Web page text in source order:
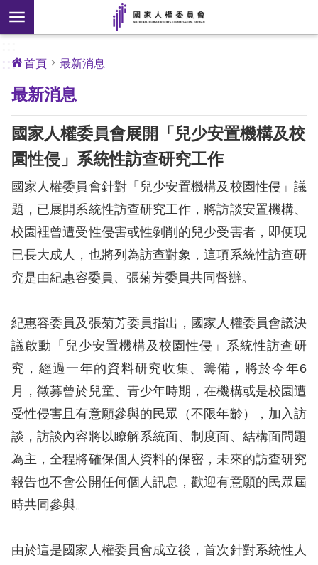
前往主要內容區塊
搜
尋
開
新
]
核
心
人
權
公
約
關
於
會
新
息
人
權
業
務
核
心
人
權
約
:::
首頁 最新消息
最新消息
國家人權委員會展開「兒少安置機構及校
園性侵」系統性訪查研究工作
國家人權委員會針對「兒少安置機構及校園性侵」議
題，已展開系統性訪查研究工作，將訪談安置機構、
校園裡曾遭受性侵害或性剝削的兒少受害者，即便現
已長大成人，也將列為訪查對象，這項系統性訪查研
究是由紀惠容委員、張菊芳委員共同督辦。
紀惠容委員及張菊芳委員指出，國家人權委員會議決
議啟動「兒少安置機構及校園性侵」系統性訪查研
究，經過一年的資料研究收集、籌備，將於今年6
月，徵募曾於兒童、青少年時期，在機構或是校園遭
受性侵害且有意願參與的民眾（不限年齡），加入訪
談，訪談內容將以瞭解系統面、制度面、結構面問題
為主，全程將確保個人資料的保密，未來的訪查研究
報告也不會公開任何個人訊息，歡迎有意願的民眾屆
時共同參與。
由於這是國家人權委員會成立後，首次針對系統性人